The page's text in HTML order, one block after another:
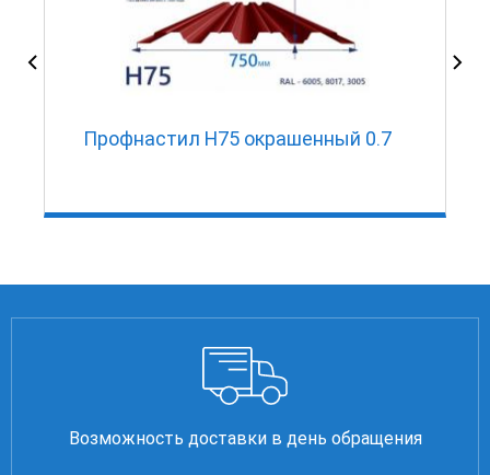
Профнастил Н75 окрашенный 0.7
Возможность доставки в день обращения